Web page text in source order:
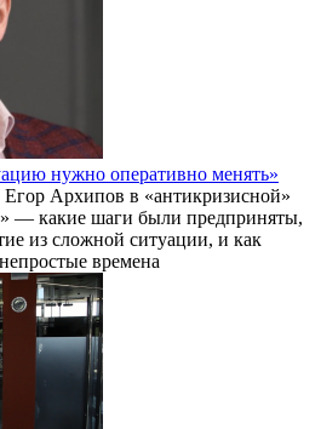
нужно оперативно менять»
Архипов в «антикризисной»
— какие шаги были предприняты,
из сложной ситуации, и как
времена